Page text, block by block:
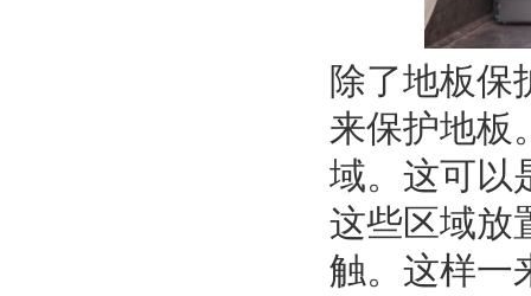
除了地板保
来保护地板
域。这可以
这些区域放
触。这样一